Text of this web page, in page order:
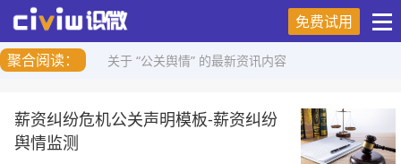
免费试用
聚合阅读：
关于 “公关舆情” 的最新资讯内容
薪资纠纷危机公关声明模板-薪资纠纷
舆情监测